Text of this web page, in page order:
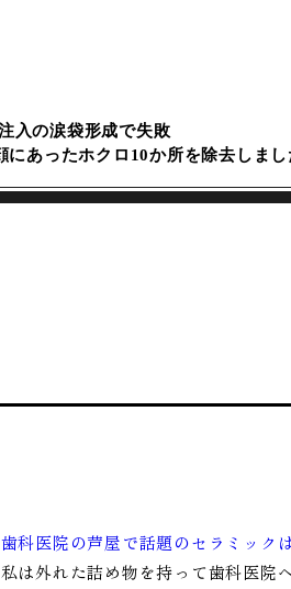
入の涙袋形成で失敗
にあったホクロ10か所を除去しまし
歯科医院の芦屋で話題のセラミック
は外れた詰め物を持って歯科医院